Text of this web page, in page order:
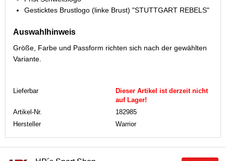
Gesticktes Brustlogo (linke Brust) "STUTTGART REBELS"
Auswahlhinweis
Größe, Farbe und Passform richten sich nach der gewählten
Variante.
Lieferbar
Dieser Artikel ist derzeit nicht
auf Lager!
Artikel-Nr.
182985
Hersteller
Warrior